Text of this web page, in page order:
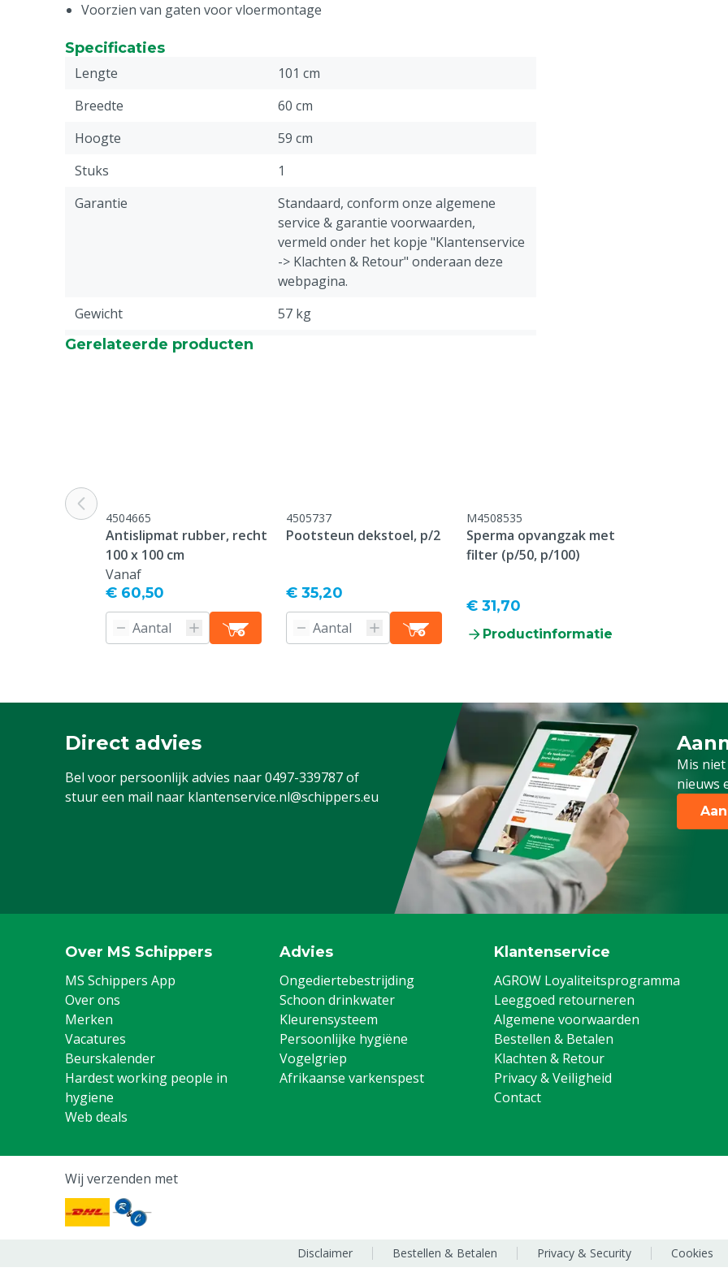
Voorzien van gaten voor vloermontage
Specificaties
Lengte
101 cm
Breedte
60 cm
Hoogte
59 cm
Stuks
1
Garantie
Standaard, conform onze algemene
service & garantie voorwaarden,
vermeld onder het kopje "Klantenservice
-> Klachten & Retour" onderaan deze
webpagina.
Gewicht
57 kg
Diergroep
Gerelateerde producten
4504665
Antislipmat rubber, recht
100 x 100 cm
Vanaf
€ 60,50
4505737
Pootsteun dekstoel, p/2
€ 35,20
M4508535
Sperma opvangzak met
filter (p/50, p/100)
€ 31,70
Productinformatie
Direct advies
Bel voor persoonlijk advies naar0497-339787of
stuur een mail naar klantenservice.nl@schippers.eu
Mis
nieuws
Schrijf
Over MS Schippers
MS Schippers App
Over ons
Merken
Vacatures
Beurskalender
Hardest working people in
hygiene
Web deals
Advies
Ongediertebestrijding
Schoon drinkwater
Kleurensysteem
Persoonlijke hygiëne
Vogelgriep
Afrikaanse varkenspest
Klantenservice
AGROW Loyaliteitsprogramma
Leeggoed retourneren
Algemene voorwaarden
Bestellen & Betalen
Klachten & Retour
Privacy & Veiligheid
Contact
Wij verzenden met
Disclaimer Bestellen & Betalen Privacy & Security Cookies